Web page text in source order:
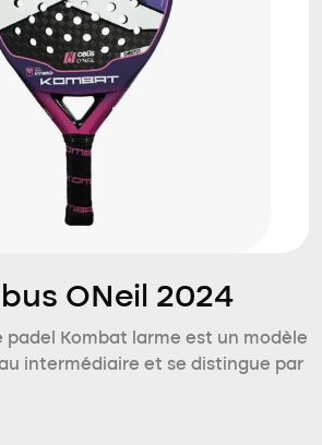
ONeil 2024
Kombat larme est un modèle
intermédiaire et se distingue par